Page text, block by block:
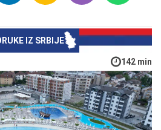
IZ SRBIJE
142 min